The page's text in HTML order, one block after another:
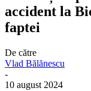
accident la
faptei
De către
Vlad Bălănescu
-
10 august 2024